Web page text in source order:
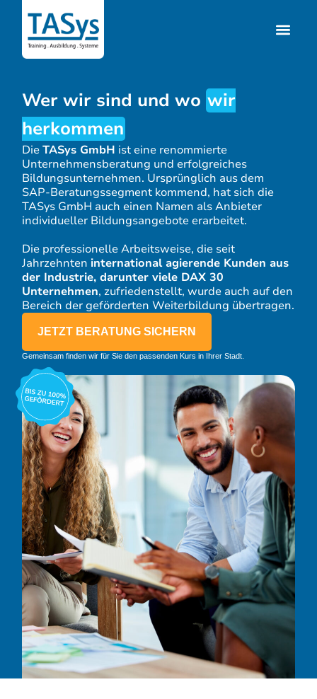
Wer wir sind und wo wir
herkommen
DieTASys GmbH ist eine renommierte
Unternehmensberatung und erfolgreiches
Bildungsunternehmen. Ursprünglich aus dem
SAP-Beratungssegment kommend, hat sich die
TASys GmbH auch einen Namen als Anbieter
individueller Bildungsangebote erarbeitet.
Die professionelle Arbeitsweise, die seit
Jahrzehnten international agierende Kunden aus
der Industrie, darunter viele DAX 30
Unternehmen, zufriedenstellt, wurde auch auf den
Bereich der geförderten Weiterbildung übertragen.
JETZT BERATUNG SICHERN
Gemeinsam finden wir für Sie den passenden Kurs in Ihrer Stadt.